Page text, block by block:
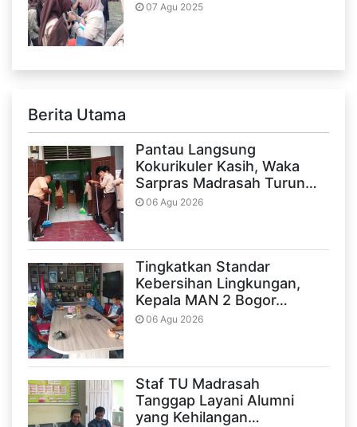
07 Agu 2025
Berita Utama
Pantau Langsung
Kokurikuler Kasih, Waka
Sarpras Madrasah Turun…
06 Agu 2026
Tingkatkan Standar
Kebersihan Lingkungan,
Kepala MAN 2 Bogor…
06 Agu 2026
Staf TU Madrasah
Tanggap Layani Alumni
yang Kehilangan…